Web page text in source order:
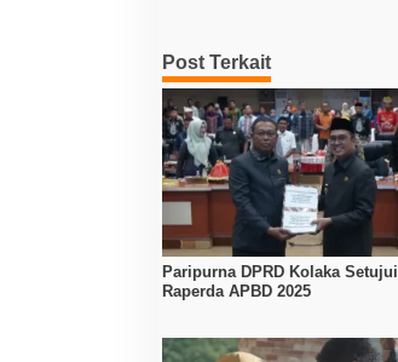
Post Terkait
Paripurna DPRD Kolaka Setujui
Raperda APBD 2025